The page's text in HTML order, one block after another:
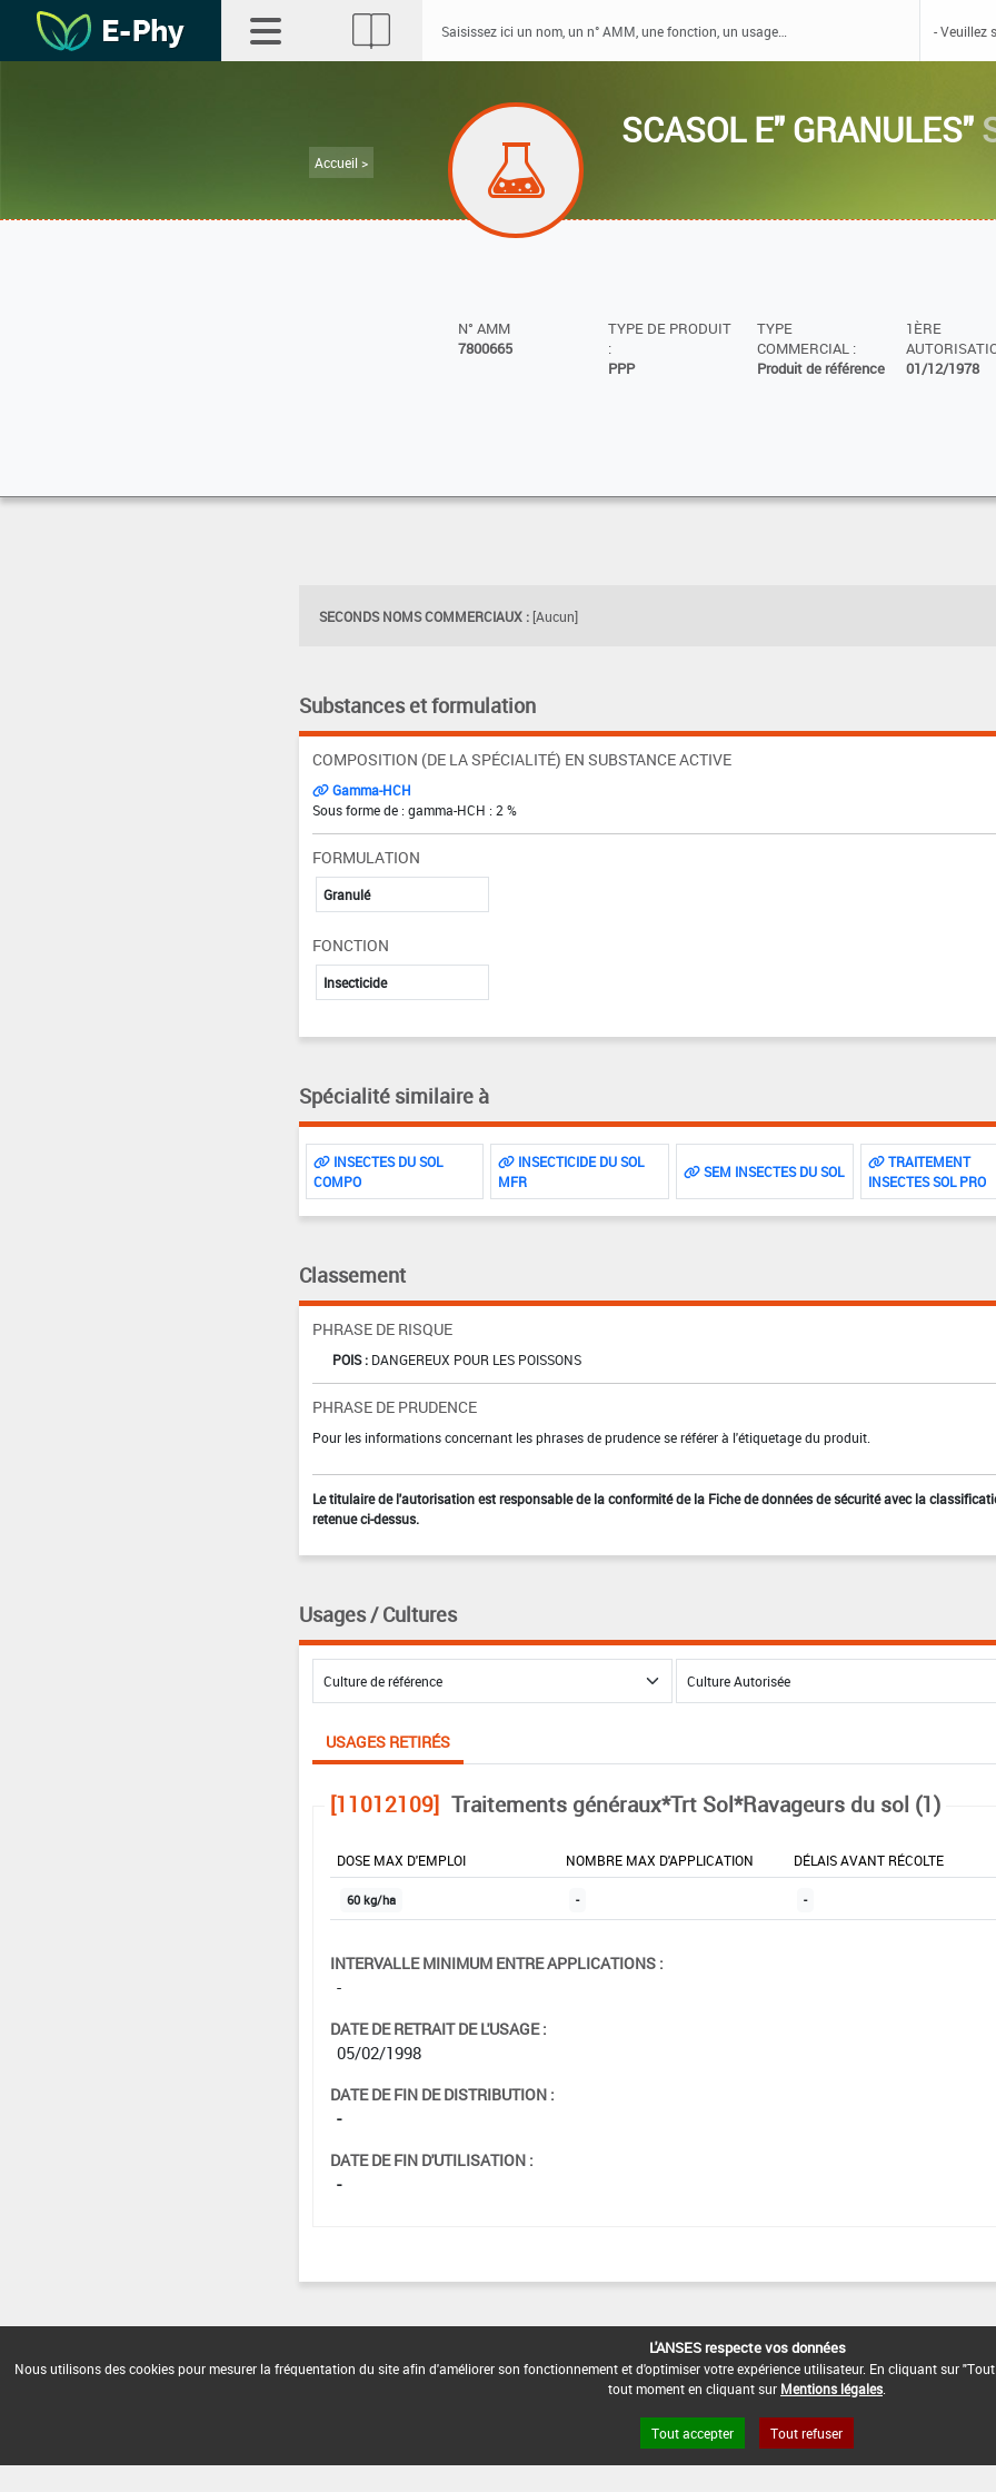
Accueil >
SCASOL E" GRANULES"
N° AMM
7800665
TYPE DE PRODUIT
:
PPP
TYPE
COMMERCIAL :
Produit de référence
1ÈRE
01/12/1978
SECONDS NOMS COMMERCIAUX : [Aucun]
Substances et formulation
COMPOSITION (DE LA SPÉCIALITÉ) EN SUBSTANCE ACTIVE
Gamma-HCH
Sous forme de : gamma-HCH : 2 %
FORMULATION
Granulé
FONCTION
Insecticide
Spécialité similaire à
INSECTES DU SOL
COMPO
INSECTICIDE DU SOL
MFR
SEM INSECTES DU SOL
TRAITEMENT
INSECTES SOL PRO
Classement
PHRASE DE RISQUE
POIS : DANGEREUX POUR LES POISSONS
PHRASE DE PRUDENCE
Pour les informations concernant les phrases de prudence se référer à l'étiquetage du produit.
Le titulaire de l'autorisation est responsable de la conformité de la Fiche de données de sécurité avec la
retenue ci-dessus.
Usages / Cultures
USAGES RETIRÉS
[11012109] Traitements généraux*Trt Sol*Ravageurs du sol (1)
DOSE MAX D'EMPLOI NOMBRE MAX D'APPLICATION DÉLAIS AVANT RÉCOLTE
60 kg/ha - -
INTERVALLE MINIMUM ENTRE APPLICATIONS :
-
DATE DE RETRAIT DE L'USAGE :
05/02/1998
DATE DE FIN DE DISTRIBUTION :
-
DATE DE FIN D'UTILISATION :
-
L'ANSES respecte vos données
Nous utilisons des cookies pour mesurer la fréquentation du site afin d'améliorer son fonctionnement et d'optimiser votre expérience utilisateur. En cliquant sur
tout moment en cliquant sur Mentions légales
Tout accepter Tout refuser